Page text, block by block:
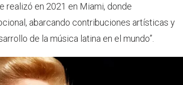
realizó en 2021 en Miami, donde
abarcando contribuciones artísticas y
de la música latina en el mundo”.